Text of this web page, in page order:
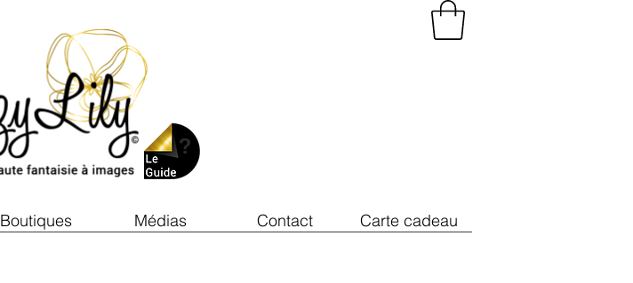
Boutiques Médias Contact Carte cadeau